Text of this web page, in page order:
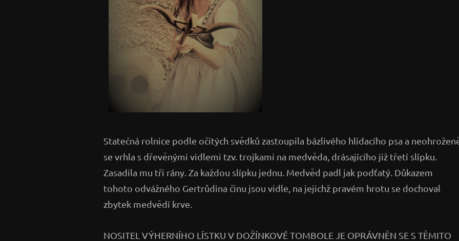
Statečná rolnice podle očitých svědků zastoupila bázlivého hlídacího psa a
se vrhla s dřevěnými vidlemi tzv. trojkami na medvěda, drásajícího již třetí slípku.
Zasadila mu tři rány. Za každou slípku jednu. Medvěd padl jak podťatý. Důkazem
tohoto odvážného Gertrůdina činu jsou vidle, na jejichž pravém hrotu se dochoval
zbytek medvědí krve.
NOSITEL VÝHERNÍHO LÍSTKU V DOŽÍNKOVÉ TOMBOLE JE OPRÁVNĚN SE S TĚMITO